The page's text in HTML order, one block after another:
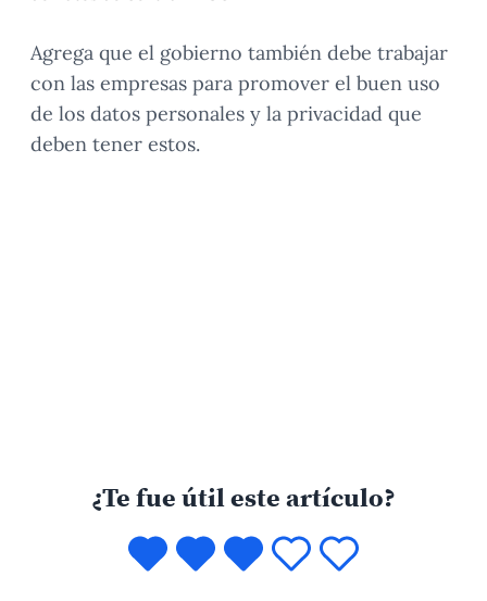
Agrega que el gobierno también debe trabajar
con las empresas para promover el buen uso
de los datos personales y la privacidad que
deben tener estos.
¿Te fue útil este artículo?